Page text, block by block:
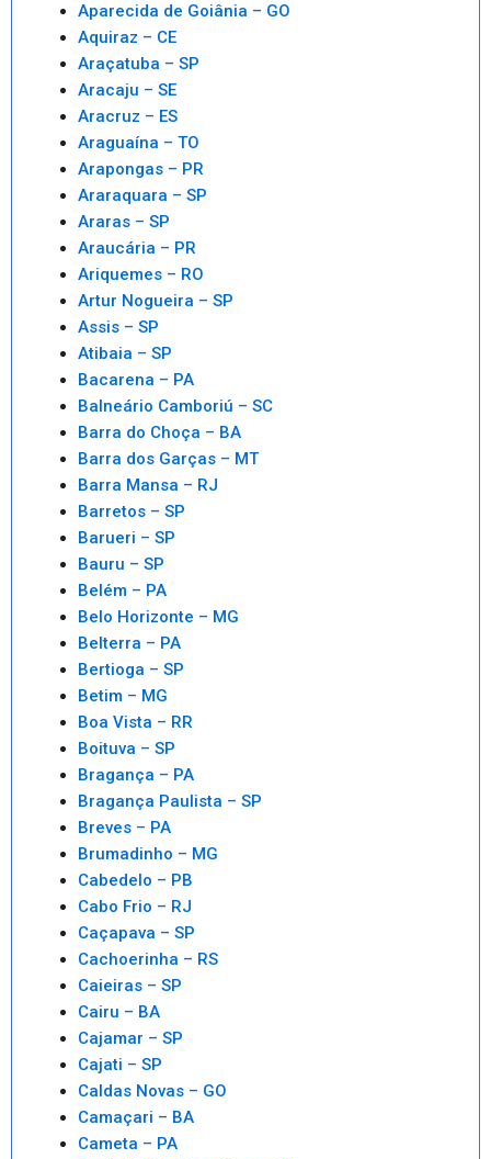
Aparecida de Goiânia – GO
Aquiraz – CE
Araçatuba – SP
Aracaju – SE
Aracruz – ES
Araguaína – TO
Arapongas – PR
Araraquara – SP
Araras – SP
Araucária – PR
Ariquemes – RO
Artur Nogueira – SP
Assis – SP
Atibaia – SP
Bacarena – PA
Balneário Camboriú – SC
Barra do Choça – BA
Barra dos Garças – MT
Barra Mansa – RJ
Barretos – SP
Barueri – SP
Bauru – SP
Belém – PA
Belo Horizonte – MG
Belterra – PA
Bertioga – SP
Betim – MG
Boa Vista – RR
Boituva – SP
Bragança – PA
Bragança Paulista – SP
Breves – PA
Brumadinho – MG
Cabedelo – PB
Cabo Frio – RJ
Caçapava – SP
Cachoerinha – RS
Caieiras – SP
Cairu – BA
Cajamar – SP
Cajati – SP
Caldas Novas – GO
Camaçari – BA
Cameta – PA